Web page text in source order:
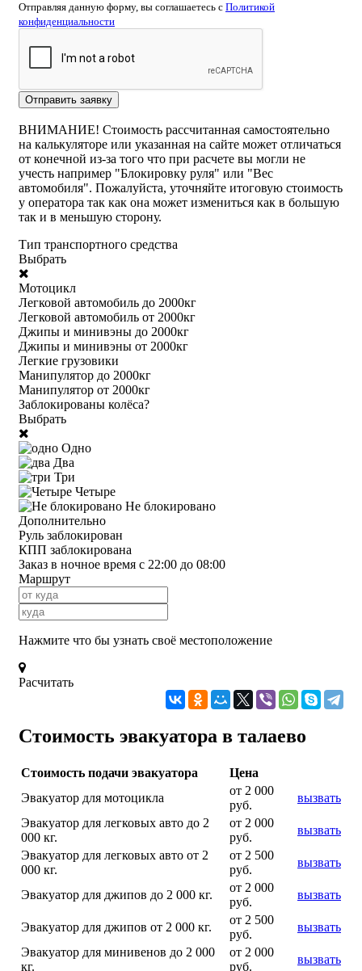
Отправляя данную форму, вы соглашаетесь c Политикой
конфиденциальности
Отправить заявку
Калькулятор расчёта стоимости
эвакуатора талаево
ВНИМАНИЕ! Стоимость рассчитанная самостоятельно
на калькуляторе или указанная на сайте может отличаться
от конечной из-за того что при расчете вы могли не
учесть например "Блокировку руля" или "Вес
автомобиля". Пожалуйста, уточняйте итоговую стоимость
у оператора так как она может измениться как в большую
так и в меньшую сторону.
Тип транспортного средства
Выбрать
Мотоцикл
Легковой автомобиль до 2000кг
Легковой автомобиль от 2000кг
Джипы и минивэны до 2000кг
Джипы и минивэны от 2000кг
Легкие грузовики
Манипулятор до 2000кг
Манипулятор от 2000кг
Заблокированы колёса?
Выбрать
Одно
Два
Три
Четыре
Не блокировано
Дополнительно
Руль заблокирован
КПП заблокирована
Заказ в ночное время с 22:00 до 08:00
Маршрут
Нажмите что бы узнать своё местоположение
Расчитать
Стоимость эвакуатора в талаево
Стоимость подачи эвакуатора
Цена
Эвакуатор для мотоцикла
от 2 000
руб.
вызвать
Эвакуатор для легковых авто до 2
000 кг.
от 2 000
руб.
вызвать
Эвакуатор для легковых авто от 2
000 кг.
от 2 500
руб.
вызвать
Эвакуатор для джипов до 2 000 кг.
от 2 000
руб.
вызвать
Эвакуатор для джипов от 2 000 кг.
от 2 500
руб.
вызвать
Эвакуатор для минивенов до 2 000
кг.
от 2 000
руб.
вызвать